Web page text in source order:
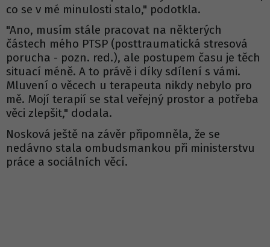
co se v mé minulosti stalo," podotkla.
"Ano, musím stále pracovat na některých
částech mého PTSP (posttraumatická stresová
porucha - pozn. red.), ale postupem času je těch
situací méně. A to právě i díky sdílení s vámi.
Mluvení o věcech u terapeuta nikdy nebylo pro
mě. Mojí terapií se stal veřejný prostor a potřeba
věci zlepšit," dodala.
Nosková ještě na závěr připomněla, že se
nedávno stala ombudsmankou při ministerstvu
práce a sociálních věcí.